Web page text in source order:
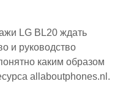
LG BL20 ждать
и руководство
каким образом
allaboutphones.nl.